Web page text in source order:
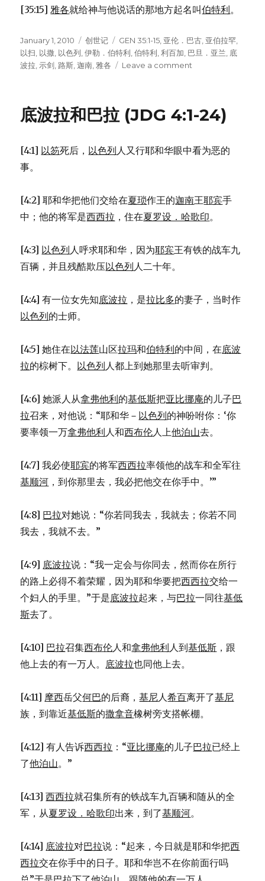
[35:15]雅各就给神与他说话的那地方起名叫伯特利。
Posted
on
January 1, 2010 Categories
创世记 Tags
GEN 35:1-15 亚伦．巴古 亚伯拉罕
以扫 以撒 以色列 ,伊勒．伯特利 ,伯特利 ,利百加 巴旦．亚兰 底
波拉 示剑 路斯 ,迦南 雅各 Leave a comment
特
福
35:1-
15)
底波拉和巴拉 (JDG 4:1-24)
[4:1] 以笏死后， 以色列人又行耶和华眼中看为恶的
事。
[4:2] 耶和华把他们交给在夏琐作王的迦南王耶宾手
中；他的将军是西西拉 ，住在夏罗设．哈歌印。
[4:3] 以色列人呼求耶和华，因为耶宾王有铁的战车九
百辆，并且残酷欺压以色列人二十年。
[4:4] 有一位女先知底波拉 ，是拉比多的妻子，当时作
以色列的士师。
[4:5] 她住在以法莲山区拉玛和伯特利的中间，在底波
拉的棕树下。 以色列人都上到她那里去听审判。
[4:6] 她派人从拿弗他利的基低斯把亚比挪庵的儿子巴
拉召来，对他说：“耶和华－ 以色列的神吩咐你：‘你
要率领一万拿弗他利人和西布伦人上他泊山去。
[4:7] 我必使耶宾的将军西西拉率领他的战车和全军往
基顺河 ，到你那里去，我必把他交在你手中。’”
[4:8] 巴拉对她说：“你若同我去，我就去；你若不同
我去，我就不去。”
[4:9] 底波拉说：“我一定会与你同去，然而你在所行
的路上必得不着荣耀，因为耶和华要把西西拉交给一
个妇人的手里。”于是底波拉起来，与巴拉一同往基低
斯去了。
[4:10] 巴拉召集西布伦人和拿弗他利人到基低斯 ，跟
他上去的有一万人。 底波拉也同他上去。
[4:11] 摩西岳父何巴的后裔，基尼人希百离开了基尼
族，到靠近基低斯的撒拿音橡树旁支搭帐棚。
[4:12] 有人告诉西西拉 ：“亚比挪庵的儿子巴拉已经上
了他泊山。”
[4:13]西西拉就召集所有的铁战车九百辆和随从的全
军，从夏罗设．哈歌印出来，到了基顺河。
[4:14] 底波拉对巴拉说：“起来，今日就是耶和华把西
西拉交在你手中的日子。耶和华岂不在你前面行吗